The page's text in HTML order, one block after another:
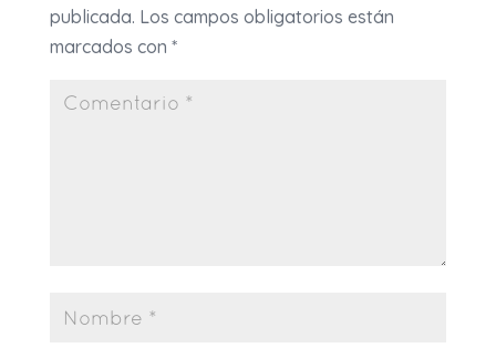
publicada. Los campos obligatorios están
marcados con *